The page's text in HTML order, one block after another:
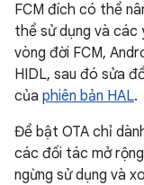
FCM đích có thể
thể sử dụng và các
vòng đời FCM,
HIDL, sau đó sửa
của phiên bản HAL.
Để bật OTA chỉ
các đối tác mở
ngừng sử dụng và